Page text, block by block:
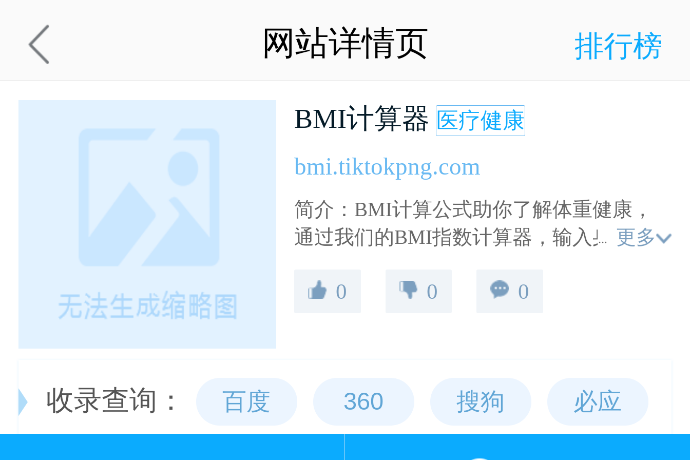
网站详情页 排行榜
BMI计算器 医疗健康
bmi.tiktokpng.com
简介：BMI计算公式助你了解体重健康，
通过我们的BMI指数计算器，输入身高体
相应的饮食作息建议，帮助你管理健康，
更多
0 0 0
收录查询： 百度 360 搜狗 必应